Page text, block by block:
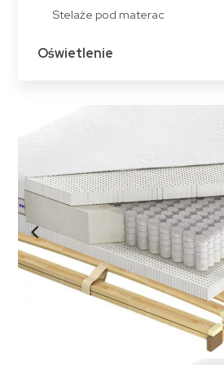
Stelaże pod materac
Oświetlenie